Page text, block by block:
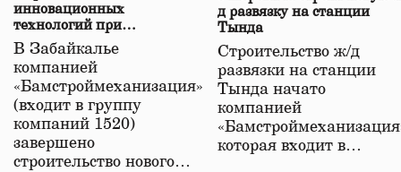
инновационных
технологий при
строительстве нового моста
в Забайкалье
В Забайкалье
компанией
«Бамстроймеханизация»
(входит в группу
компаний 1520)
завершено
строительство нового…
д развязку на станции
Тында
Строительство ж/д
развязки на станции
Тында начато
компанией
которая входит в…